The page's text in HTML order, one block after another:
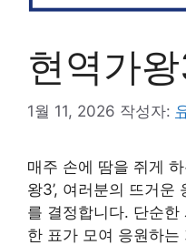
현역가
1월 11, 2026 작성자:
매주 손에 땀을 쥐게
왕3’, 여러분의 뜨거운
를 결정합니다. 단순
한 표가 모여 응원하